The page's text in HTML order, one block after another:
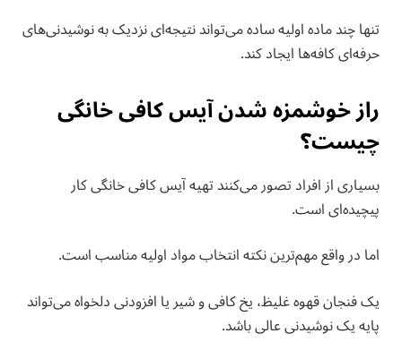
تنها چند ماده اولیه ساده می‌تواند نتیجه‌ای نزدیک به نوشیدنی‌های
حرفه‌ای کافه‌ها ایجاد کند.
راز خوشمزه شدن آیس کافی خانگی
چیست؟
بسیاری از افراد تصور می‌کنند تهیه آیس کافی خانگی کار
پیچیده‌ای است.
اما در واقع مهم‌ترین نکته انتخاب مواد اولیه مناسب است.
یک فنجان قهوه غلیظ، یخ کافی و شیر یا افزودنی دلخواه می‌تواند
پایه یک نوشیدنی عالی باشد.